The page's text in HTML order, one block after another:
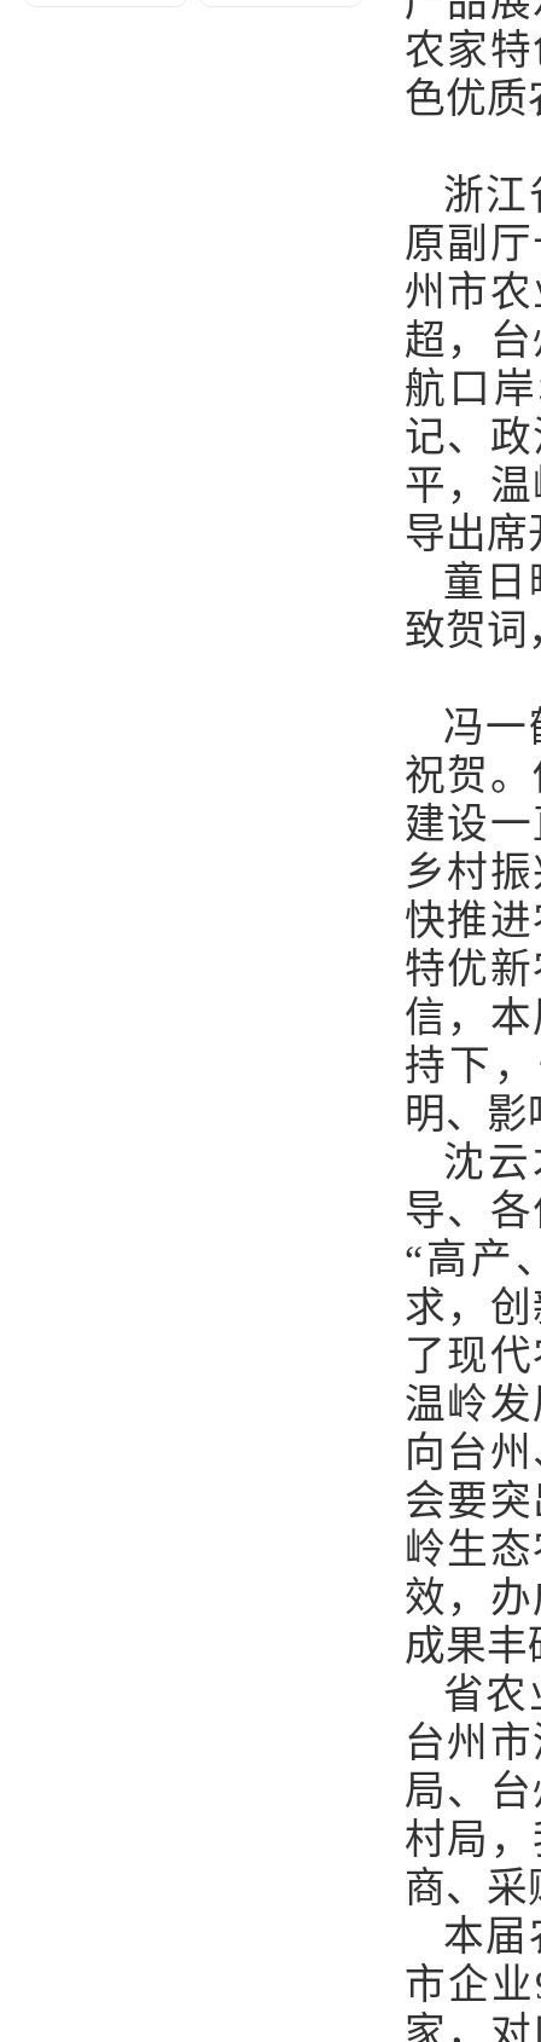
农家
色优质
浙江
原副
州市
超，
航口
记、
平，
导出席
童日
致贺词
冯一
祝贺
建设
乡村
快推
特优
信，
持下
明、影
沈
导、
“高产
求，
了现
温岭
向台
会要
岭生
效，
成果丰
省农
台州
局、
村局
商、采
本届
市企
家，